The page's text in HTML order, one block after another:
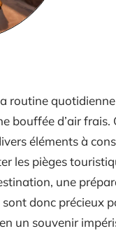
routine
bouffée d’air
éléments à
les pièges
une
sont donc précieux
un souvenir